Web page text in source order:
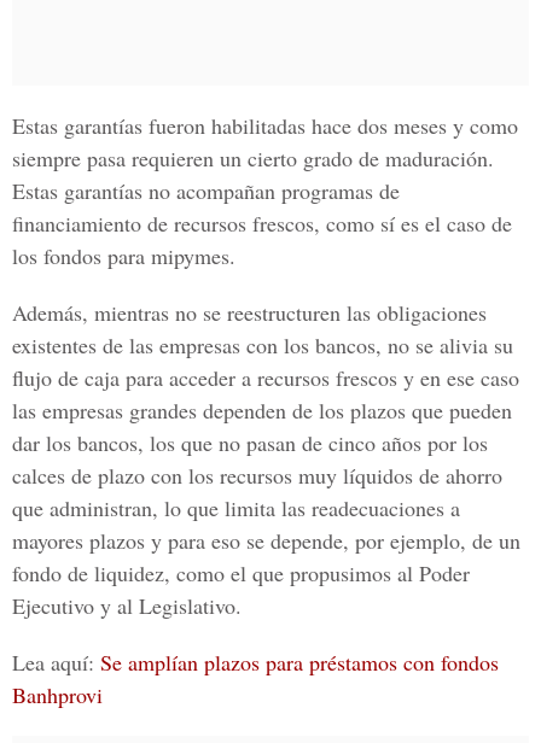
Estas garantías fueron habilitadas hace dos meses y como
siempre pasa requieren un cierto grado de maduración.
Estas garantías no acompañan programas de
financiamiento de recursos frescos, como sí es el caso de
los fondos para mipymes.
Además, mientras no se reestructuren las obligaciones
existentes de las empresas con los bancos, no se alivia su
flujo de caja para acceder a recursos frescos y en ese caso
las empresas grandes dependen de los plazos que pueden
dar los bancos, los que no pasan de cinco años por los
calces de plazo con los recursos muy líquidos de ahorro
que administran, lo que limita las readecuaciones a
mayores plazos y para eso se depende, por ejemplo, de un
fondo de liquidez, como el que propusimos al Poder
Ejecutivo y al Legislativo.
Lea aquí: Se amplían plazos para préstamos con fondos
Banhprovi